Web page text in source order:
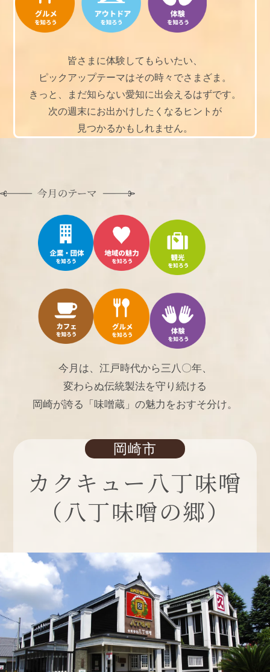
皆さまに体験してもらいたい、
ピックアップテーマはその時々でさまざま。
きっと、まだ知らない愛知に出会えるはずです。
次の週末にお出かけしたくなるヒントが
見つかるかもしれません。
今月は、江戸時代から三八〇年、
変わらぬ伝統製法を守り続ける
岡崎が誇る「味噌蔵」の魅力をおすそ分け。
岡崎市
カクキュー八丁味噌
（八丁味噌の郷）